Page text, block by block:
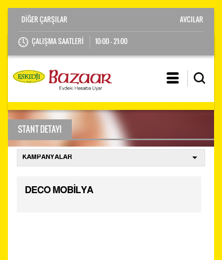
ÇALIŞMA SAATLERİ 10:00 - 21:00
AVCILAR
STANT DETAYI
DECO MOBİLYA